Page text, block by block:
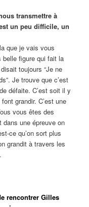
transmettre à
un peu difficile, un
que je vais vous
figure qui fait la
toujours “Je ne
Je trouve que c’est
défaite. C’est soit il y
grandir. C’est une
vous êtes des
une épreuve on
ce qu’on sort plus
grandit à travers les
rencontrer Gilles